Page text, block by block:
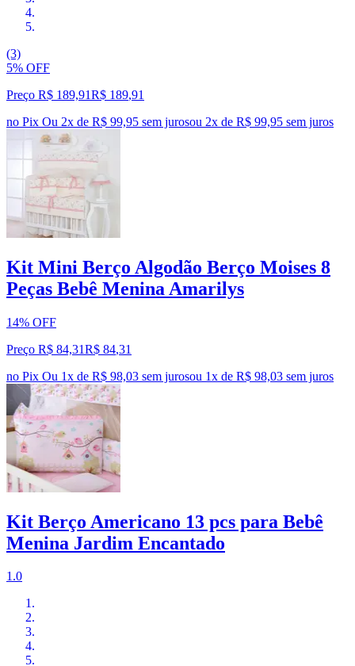
(3)
5% OFF
Preço R$ 189,91R$ 189,91
no Pix Ou 2x de R$ 99,95 sem jurosou 2x de R$ 99,95 sem juros
Kit Mini Berço Algodão Berço Moises 8
Peças Bebê Menina Amarilys
14% OFF
Preço R$ 84,31R$ 84,31
no Pix Ou 1x de R$ 98,03 sem jurosou 1x de R$ 98,03 sem juros
Kit Berço Americano 13 pcs para Bebê
Menina Jardim Encantado
1.0